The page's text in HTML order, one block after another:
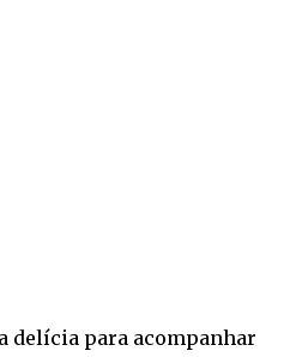
delícia para acompanhar